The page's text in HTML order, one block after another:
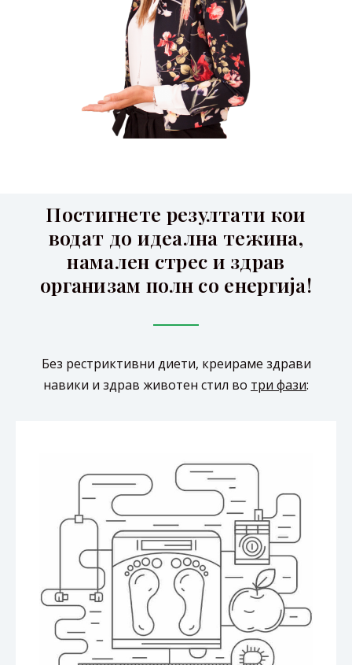
Постигнете резултати кои
водат до идеална тежина,
намален стрес и здрав
организам полн со енергија!
Без рестриктивни диети, креираме здрави
навики и здрав животен стил во три фази: